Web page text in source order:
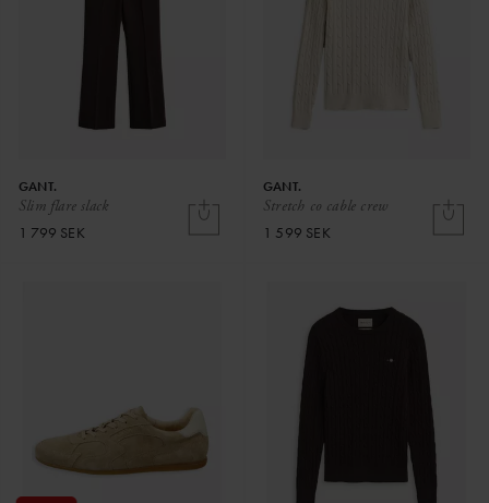
Slim flare slack
GANT.
1 799 SEK
Stretch co cable crew
GANT.
1 599 SEK